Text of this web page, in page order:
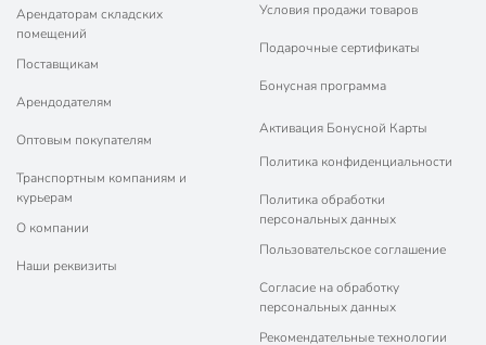
Арендаторам складских
помещений
Поставщикам
Арендодателям
Оптовым покупателям
Транспортным компаниям и
курьерам
О компании
Наши реквизиты
Условия продажи товаров
Подарочные сертификаты
Бонусная программа
Активация Бонусной Карты
Политика конфиденциальности
Политика обработки
персональных данных
Пользовательское соглашение
Согласие на обработку
персональных данных
Рекомендательные технологии